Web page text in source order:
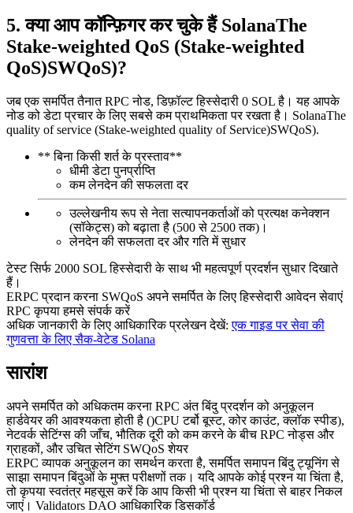
5. क्या आप कॉन्फ़िगर कर चुके हैं SolanaThe
Stake-weighted QoS (Stake-weighted
QoS)SWQoS)?
जब एक समर्पित तैनात RPC नोड, डिफ़ॉल्ट हिस्सेदारी 0 SOL है। यह आपके
नोड को डेटा प्रचार के लिए सबसे कम प्राथमिकता पर रखता है। SolanaThe
quality of service (Stake-weighted quality of Service)SWQoS).
** बिना किसी शर्त के प्रस्ताव**
धीमी डेटा पुनर्प्राप्ति
कम लेनदेन की सफलता दर
उल्लेखनीय रूप से नेता सत्यापनकर्ताओं को प्रत्यक्ष कनेक्शन
(सॉकेट्स) को बढ़ाता है (500 से 2500 तक)।
लेनदेन की सफलता दर और गति में सुधार
टेस्ट सिर्फ 2000 SOL हिस्सेदारी के साथ भी महत्वपूर्ण प्रदर्शन सुधार दिखाते
हैं।
ERPC प्रदान करना SWQoS अपने समर्पित के लिए हिस्सेदारी आवेदन सेवाएं
RPC कृपया हमसे संपर्क करें
अधिक जानकारी के लिए आधिकारिक प्रलेखन देखें:एक गाइड पर सेवा की
गुणवत्ता के लिए सैक-वेटेड Solana
सारांश
अपने समर्पित को अधिकतम करना RPC अंत बिंदु प्रदर्शन को अनुकूलन
हार्डवेयर की आवश्यकता होती है ()CPU टर्बो बूस्ट, कोर काउंट, क्लॉक स्पीड),
नेटवर्क सेटिंग्स की जाँच, भौतिक दूरी को कम करने के बीच RPC नोड्स और
ग्राहकों, और उचित सेटिंग SWQoS शेयर
ERPC व्यापक अनुकूलन का समर्थन करता है, समर्पित समापन बिंदु ट्यूनिंग से
साझा समापन बिंदुओं के मुफ्त परीक्षणों तक। यदि आपके कोई प्रश्न या चिंता है,
तो कृपया स्वतंत्र महसूस करें कि आप किसी भी प्रश्न या चिंता से बाहर निकल
जाएं। Validators DAO आधिकारिक डिसकॉर्ड